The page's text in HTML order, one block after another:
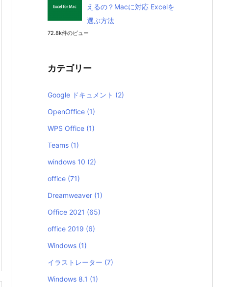
えるの？Macに対応 Excelを
選ぶ方法
72.8k件のビュー
カテゴリー
Google ドキュメント (2)
OpenOffice (1)
WPS Office (1)
Teams (1)
windows 10 (2)
office (71)
Dreamweaver (1)
Office 2021 (65)
office 2019 (6)
Windows (1)
イラストレーター (7)
Windows 8.1 (1)